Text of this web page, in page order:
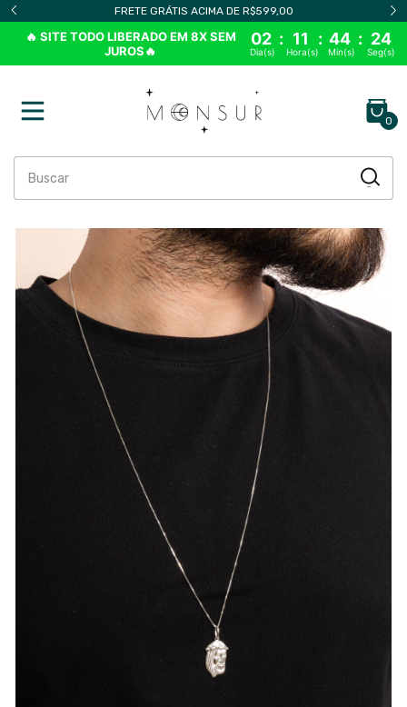
FRETE GRÁTIS ACIMA DE R$599,00
🔥 SITE TODO LIBERADO EM 8X SEM
JUROS🔥
02 : 11 : 44 : 23
Dia(s) Hora(s) Min(s) Seg(s)
0